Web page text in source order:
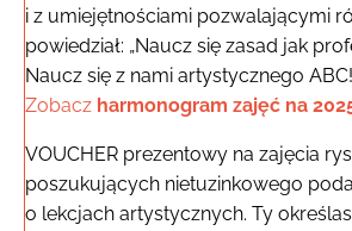
i z umiejętnościami pozwalającymi
powiedział: „Naucz się zasad jak
Naucz się z nami artystycznego ABC!
Zobacz harmonogram zajęć na
VOUCHER prezentowy na zajęcia
poszukujących nietuzinkowego
o lekcjach artystycznych. Ty